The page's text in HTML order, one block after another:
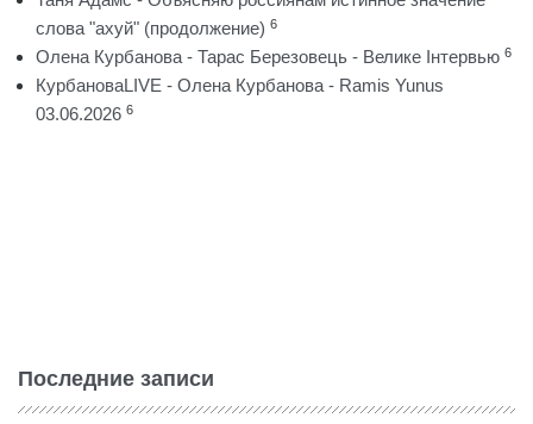
слова "ахуй" (продолжение) 6
Олена Курбанова - Тарас Березовець - Велике Інтервью 6
КурбановаLIVE - Олена Курбанова - Ramis Yunus
03.06.2026 6
Последние записи